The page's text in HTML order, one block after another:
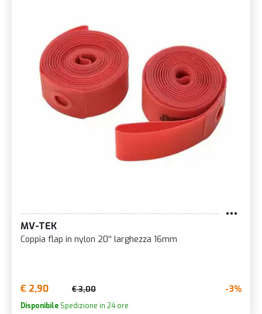
MV-TEK
Coppia flap in nylon 20'' larghezza 16mm
€ 2,90 € 3,00 -3%
Disponibile Spedizione in 24 ore